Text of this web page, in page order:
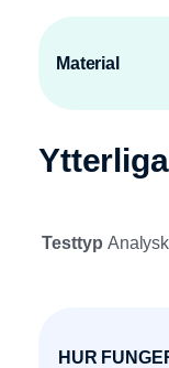
Material
Testtyp
HUR